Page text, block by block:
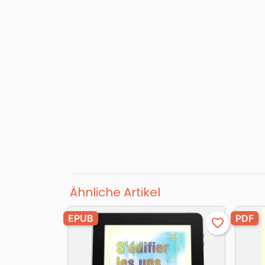
Ähnliche Artikel
EPUB favorite_border PDF